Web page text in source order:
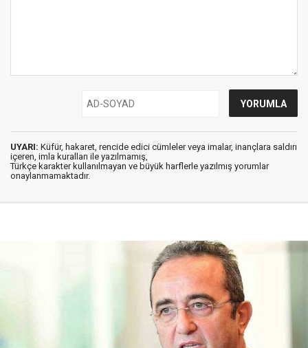
UYARI: Küfür, hakaret, rencide edici cümleler veya imalar, inançlara saldırı
içeren, imla kuralları ile yazılmamış,
Türkçe karakter kullanılmayan ve büyük harflerle yazılmış yorumlar
onaylanmamaktadır.